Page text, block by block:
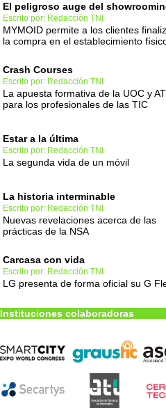
El peligroso auge del
Escrito por: Redacción TNI
MYMOID permite a los clientes
la compra en el establecimiento
Crash Courses
Escrito por: Redacción TNI
La apuesta formativa de la UOC y
para los profesionales de las TIC
Estar a la última
Escrito por: Redacción TNI
La segunda vida de un móvil
La historia interminable
Escrito por: Redacción TNI
Nuevas revelaciones acerca de las
prácticas de la NSA
Carcasa con vida
Escrito por: Redacción TNI
LG presenta de forma oficial su G
Instituciones colaboradoras